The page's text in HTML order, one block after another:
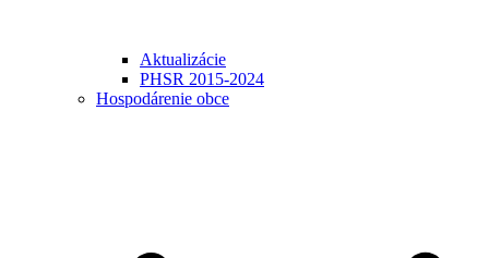
Aktualizácie
PHSR 2015-2024
Hospodárenie obce